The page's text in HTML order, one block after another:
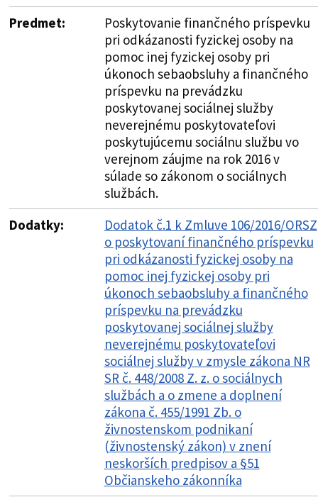
Predmet:
Poskytovanie finančného príspevku
pri odkázanosti fyzickej osoby na
pomoc inej fyzickej osoby pri
úkonoch sebaobsluhy a finančného
príspevku na prevádzku
poskytovanej sociálnej služby
neverejnému poskytovateľovi
poskytujúcemu sociálnu službu vo
verejnom záujme na rok 2016 v
súlade so zákonom o sociálnych
službách.
Dodatky:
Dodatok č.1 k Zmluve 106/2016/ORSZ
o poskytovaní finančného príspevku
pri odkázanosti fyzickej osoby na
pomoc inej fyzickej osoby pri
úkonoch sebaobsluhy a finančného
príspevku na prevádzku
poskytovanej sociálnej služby
neverejnému poskytovateľovi
sociálnej služby v zmysle zákona NR
SR č. 448/2008 Z. z. o sociálnych
službách a o zmene a doplnení
zákona č. 455/1991 Zb. o
živnostenskom podnikaní
(živnostenský zákon) v znení
neskorších predpisov a §51
Občianskeho zákonníka